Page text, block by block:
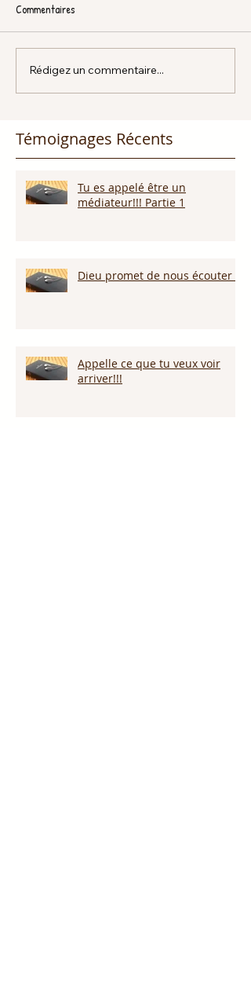
Commentaires
Rédigez un commentaire...
Témoignages Récents
Tu es appelé être un
médiateur!!! Partie 1
Dieu promet de nous écouter !
Appelle ce que tu veux voir
arriver!!!